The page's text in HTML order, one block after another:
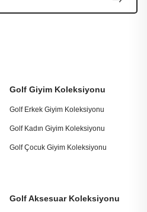
Golf Giyim Koleksiyonu
Golf Erkek Giyim Koleksiyonu
Golf Kadın Giyim Koleksiyonu
Golf Çocuk Giyim Koleksiyonu
Golf Aksesuar Koleksiyonu